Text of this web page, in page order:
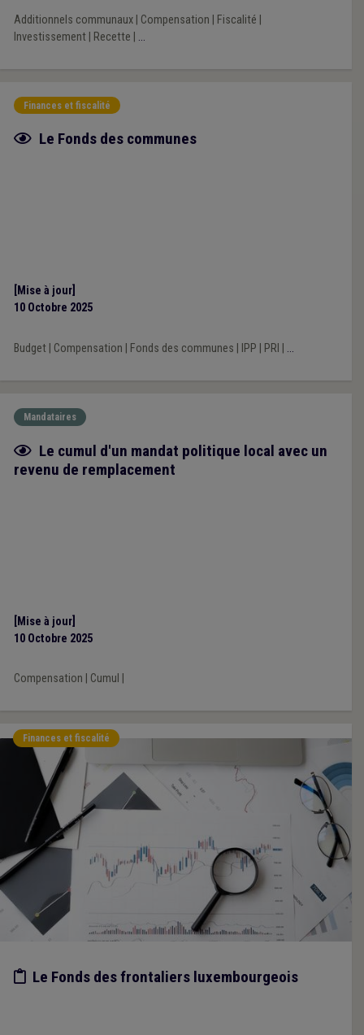
Additionnels communaux| Compensation Fiscalité
Investissement| Recette ...
Finances et fiscalité
Fiche focus
Le Fonds des communes
[Mise à jour]
10 Octobre 2025
Budget| Compensation Fonds des communes IPP PRI ...
Mandataires
Fiche focus
Le cumul d'un mandat politique local avec un
revenu de remplacement
[Mise à jour]
10 Octobre 2025
Compensation Cumul
Finances et fiscalité
Etude/chiffres
Le Fonds des frontaliers luxembourgeois